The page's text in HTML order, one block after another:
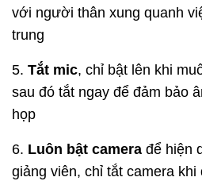
với người thân xung quanh
trung
5. Tắt mic, chỉ bật lên khi
sau đó tắt ngay để đảm bảo
họp
6. Luôn bật camera để hiện
giảng viên, chỉ tắt camera